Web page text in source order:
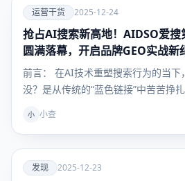
爱
运营干
货
运营干货 2025-12-24
抢占AI搜索新高地！AIDSO爱
圆满落幕，开启品牌GEO实战新
前言： 在AI技术重塑搜索行为的当下
没？是从传统的“蓝色链接”中苦苦挣
小 小查
爱
发现 2025-12-23